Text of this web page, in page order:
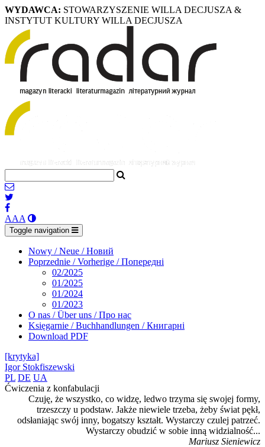
WYDAWCA: STOWARZYSZENIE WILLA DECJUSZA &
INSTYTUT KULTURY WILLA DECJUSZA
AAA
Toggle navigation
Nowy / Neue / Новий
Poprzednie / Vorherige / Попередні
02/2025
01/2025
01/2024
01/2023
O nas / Über uns / Про нас
Księgarnie / Buchhandlungen / Книгарні
Download PDF
[krytyka]
Igor Stokfiszewski
PL DE UA
Ćwiczenia z konfabulacji
Czuję, że wszystko, co widzę, ledwo trzyma się swojej formy,
trzeszczy u podstaw. Jakże niewiele trzeba, żeby świat pękł,
odsłaniając swój inny, bogatszy kształt. Wystarczy czulej patrzeć.
Wystarczy obudzić w sobie inną widzialność...
Mariusz Sieniewicz